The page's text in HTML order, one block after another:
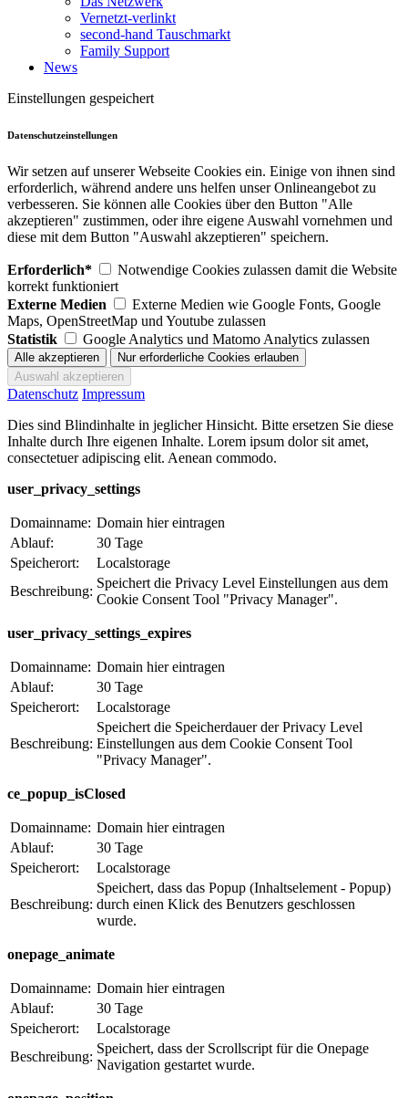
Vernetzt-verlinkt
second-hand Tauschmarkt
Family Support
News
Einstellungen gespeichert
Datenschutzeinstellungen
Wir setzen auf unserer Webseite Cookies ein. Einige von ihnen sind
erforderlich, während andere uns helfen unser Onlineangebot zu
verbesseren. Sie können alle Cookies über den Button "Alle
akzeptieren" zustimmen, oder ihre eigene Auswahl vornehmen und
diese mit dem Button "Auswahl akzeptieren" speichern.
Erforderlich*
Notwendige Cookies zulassen damit die Website
korrekt funktioniert
Externe Medien
Externe Medien wie Google Fonts, Google
Maps, OpenStreetMap und Youtube zulassen
Statistik
Google Analytics und Matomo Analytics zulassen
Datenschutz Impressum
Dies sind Blindinhalte in jeglicher Hinsicht. Bitte ersetzen Sie diese
Inhalte durch Ihre eigenen Inhalte. Lorem ipsum dolor sit amet,
consectetuer adipiscing elit. Aenean commodo.
user_privacy_settings
Domainname: Domain hier eintragen
Ablauf:
30 Tage
Speicherort:
Localstorage
Beschreibung:
Speichert die Privacy Level Einstellungen aus dem
Cookie Consent Tool "Privacy Manager".
user_privacy_settings_expires
Domainname: Domain hier eintragen
Ablauf:
30 Tage
Speicherort:
Localstorage
Beschreibung:
Speichert die Speicherdauer der Privacy Level
Einstellungen aus dem Cookie Consent Tool
"Privacy Manager".
ce_popup_isClosed
Domainname: Domain hier eintragen
Ablauf:
30 Tage
Speicherort:
Localstorage
Beschreibung:
Speichert, dass das Popup (Inhaltselement - Popup)
durch einen Klick des Benutzers geschlossen
wurde.
onepage_animate
Domainname: Domain hier eintragen
Ablauf:
30 Tage
Speicherort:
Localstorage
Beschreibung:
Speichert, dass der Scrollscript für die Onepage
Navigation gestartet wurde.